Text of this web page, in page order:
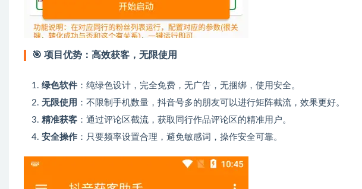
🎯 项目优势：高效获客，无限使用
绿色软件 ：纯绿色设计，完全免费，无广告，无捆绑，使用安全。
无限使用 ：不限制手机数量，抖音号多的朋友可以进行矩阵截流，效果更好。
精准获客 ：通过评论区截流，获取同行作品评论区的精准用户。
安全操作 ：只要频率设置合理，避免敏感词，操作安全可靠。